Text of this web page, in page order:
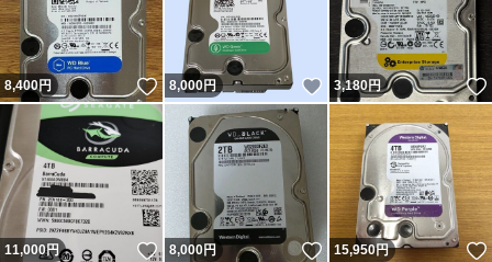
8,400円 いいね！
8,000円 いいね！
3,180円
11,000円 いいね！
8,000円 いいね！
15,950円